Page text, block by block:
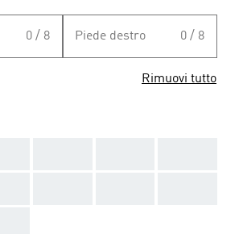
0 / 8 Piede destro 0 / 8
Rimuovi tutto